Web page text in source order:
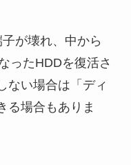
が壊れ、中から
ったHDDを復活さ
ない場合は「ディ
る場合もありま